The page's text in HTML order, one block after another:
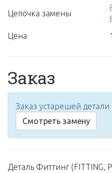
Цепочка замены
Цена
Заказ
Заказ устарешей
Смотреть замену
Деталь Фиттинг (FITTING,